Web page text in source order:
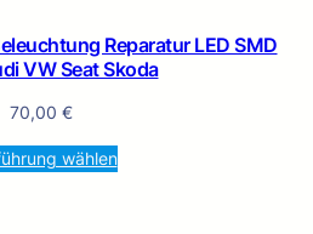
Reparatur LED SMD
VW Seat Skoda
70,00 €
wählen